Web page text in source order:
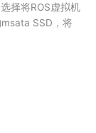
择将ROS虚拟机
SSD，将